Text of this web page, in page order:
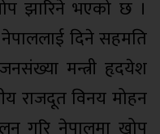
झारिने भएको छ ।
दिने सहमति
मन्त्री हृदयेश
राजदूत विनय मोहन